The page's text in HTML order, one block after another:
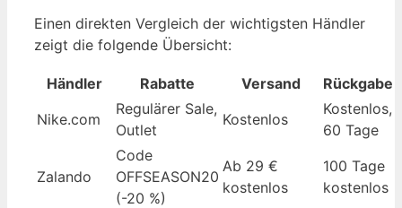
Einen direkten Vergleich der wichtigsten Händler
zeigt die folgende Übersicht:
Händler Rabatte Versand
Rückgabe
Nike.com
Regulärer Sale,
Outlet
Kostenlos
Kostenlos,
60 Tage
Zalando
Code
OFFSEASON20
(-20 %)
Ab 29 €
kostenlos
100 Tage
kostenlos